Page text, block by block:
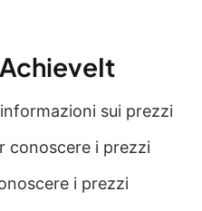
sui prezzi
conoscere i prezzi
i prezzi